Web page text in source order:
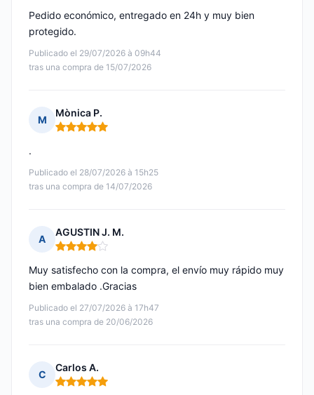
Publicado el 29/07/2026 à 09h44
tras una compra de 15/07/2026
Pedido económico, entregado en 24h y muy bien
protegido.
M
Mònica P.
Nota: 5 de 5
Publicado el 28/07/2026 à 15h25
tras una compra de 14/07/2026
.
A
AGUSTIN J. M.
Nota: 4 de 5
Publicado el 27/07/2026 à 17h47
tras una compra de 20/06/2026
Muy satisfecho con la compra, el envío muy rápido muy
bien embalado .Gracias
C
Carlos A.
Nota: 5 de 5